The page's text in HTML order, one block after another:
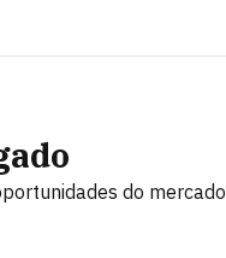
do mercado